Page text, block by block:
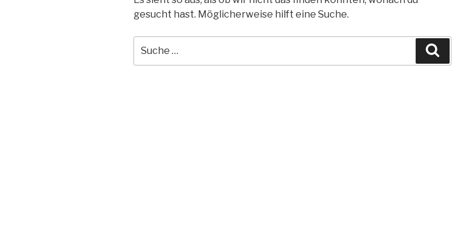
gesucht hast. Möglicherweise hilft eine Suche.
nach: